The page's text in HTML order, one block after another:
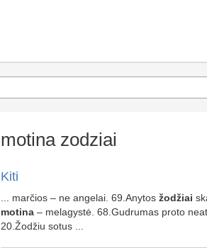
motina zodziai
Kiti
... marčios – ne angelai. 69.Anytos žodžiai
motina– melagystė. 68.Gudrumas proto
20.Žodžiu sotus ...